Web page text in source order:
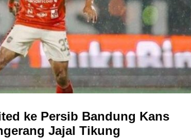
ke Persib Bandung Kans
Jajal Tikung